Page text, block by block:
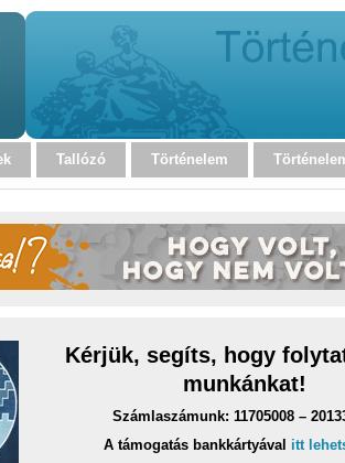
Tallózó Történelem
Kérjük, segíts, hogy
munkánkat!
Számlaszámunk: 11705008 –
A támogatás bankkártyával itt